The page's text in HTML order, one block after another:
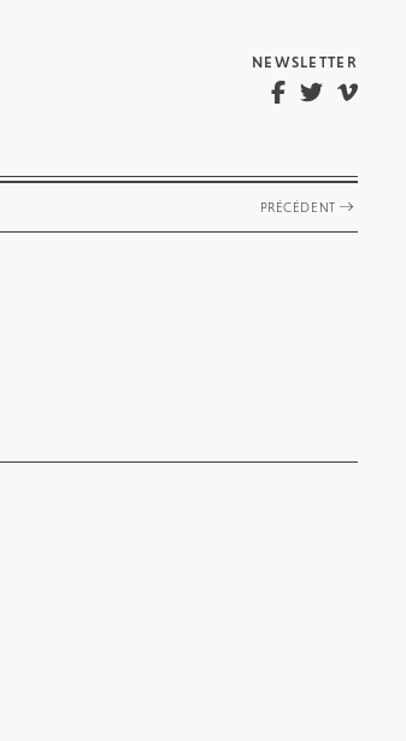
NEWSLETTER
PRÉCÉDENT